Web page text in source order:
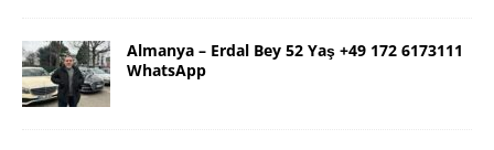
Almanya – Erdal Bey 52 Yaş +49 172 6173111
WhatsApp